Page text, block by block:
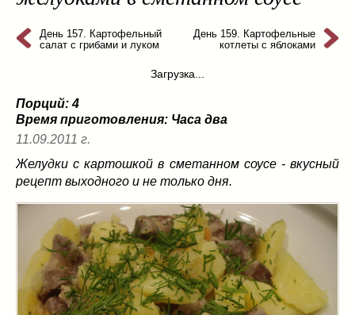
из слоеного теста
на пикник (13)
ни то, ни се
рецепты для пароварки(5)
салаты
сладкие блюда(9)
супы(99)
молочные(4)
солянка (4)
суп с фрикадельками(8)
суп-пюре(10)
холодные супы(22)
тушеное(42)
День 157. Картофельный
салат с грибами и луком
День 159. Картофельные
котлеты с яблоками
Загрузка...
Порций: 4
Время приготовления: Часа два
11.09.2011 г.
Желудки с картошкой в сметанном соусе - вкусный
рецепт выходного и не только дня.